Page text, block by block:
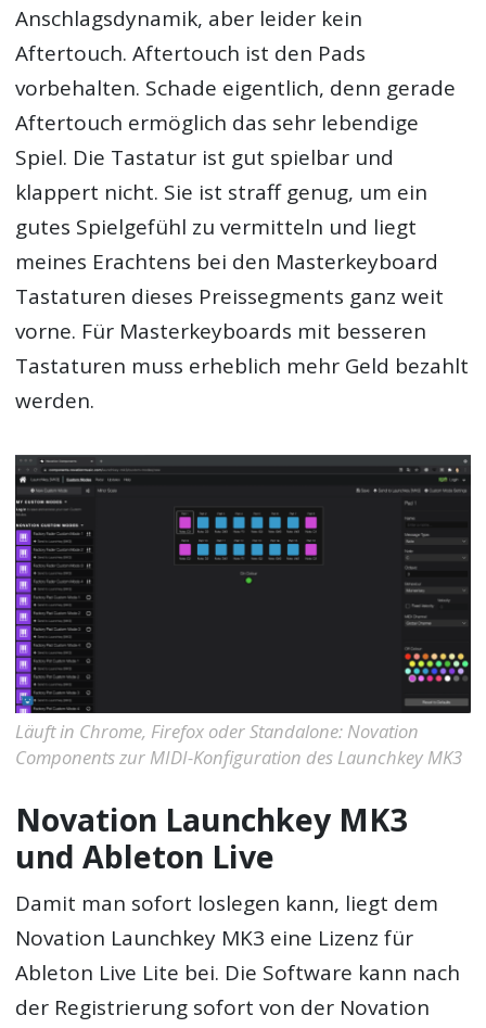
Anschlagsdynamik, aber leider kein
Aftertouch. Aftertouch ist den Pads
vorbehalten. Schade eigentlich, denn gerade
Aftertouch ermöglich das sehr lebendige
Spiel. Die Tastatur ist gut spielbar und
klappert nicht. Sie ist straff genug, um ein
gutes Spielgefühl zu vermitteln und liegt
meines Erachtens bei den Masterkeyboard
Tastaturen dieses Preissegments ganz weit
vorne. Für Masterkeyboards mit besseren
Tastaturen muss erheblich mehr Geld bezahlt
werden.
Läuft in Chrome, Firefox oder Standalone: Novation
Components zur MIDI-Konfiguration des Launchkey MK3
Novation Launchkey MK3
und Ableton Live
Damit man sofort loslegen kann, liegt dem
Novation Launchkey MK3 eine Lizenz für
Ableton Live Lite bei. Die Software kann nach
der Registrierung sofort von der Novation